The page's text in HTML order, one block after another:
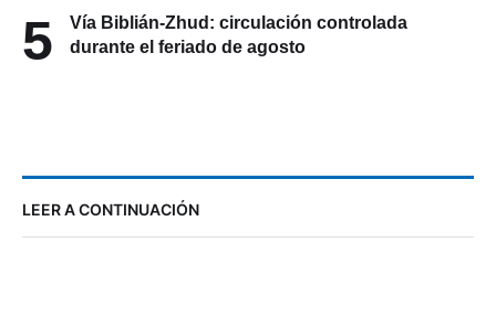
5
Vía Biblián-Zhud: circulación controlada
durante el feriado de agosto
LEER A CONTINUACIÓN